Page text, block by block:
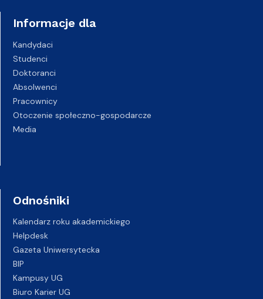
Informacje dla
Kandydaci
Studenci
Doktoranci
Absolwenci
Pracownicy
Otoczenie społeczno-gospodarcze
Media
Odnośniki
Kalendarz roku akademickiego
Helpdesk
Gazeta Uniwersytecka
BIP
Kampusy UG
Biuro Karier UG